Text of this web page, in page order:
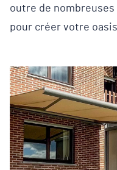
outre de nombreuses
pour créer votre